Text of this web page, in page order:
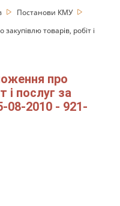
Постанови КМУ
товарів, робіт і
про
і послуг за
08-2010 - 921-